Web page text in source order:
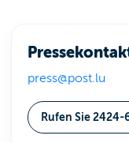
press@post.lu
Rufen Sie 2424-